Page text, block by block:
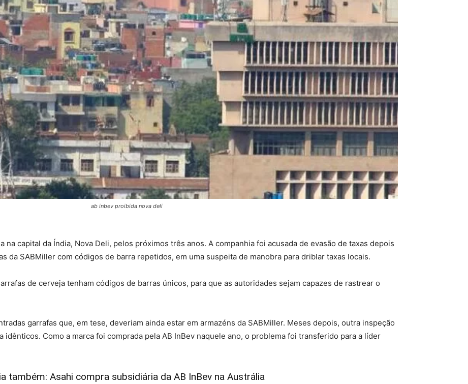
ab inbev proibida nova deli
na capital da Índia, Nova Deli, pelos próximos três anos. A companhia foi acusada de evasão de taxas depois
da SABMiller com códigos de barra repetidos, em uma suspeita de manobra para driblar taxas locais.
de cerveja tenham códigos de barras únicos, para que as autoridades sejam capazes de rastrear o
garrafas que, em tese, deveriam ainda estar em armazéns da SABMiller. Meses depois, outra inspeção
Como a marca foi comprada pela AB InBev naquele ano, o problema foi transferido para a líder
também: Asahi compra subsidiária da AB InBev na Austrália